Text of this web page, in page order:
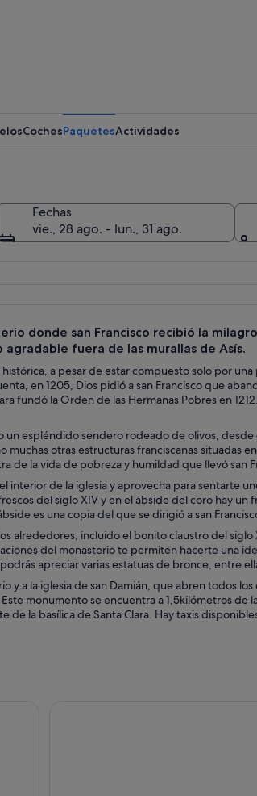
de arco.
CochesPaquetesActividades
Fechas
vie., 28 ago. - lun., 31 ago.
donde san Francisco recibió la
fuera de las murallas de Asís.
a pesar de estar compuesto solo por
en 1205, Dios pidió a san Francisco que
fundó la Orden de las Hermanas Pobres en
espléndido sendero rodeado de olivos,
muchas otras estructuras franciscanas situadas
de la vida de pobreza y humildad que llevó san
interior de la iglesia y aprovecha para sentarte
del siglo XIV y en el ábside del coro hay un
es una copia del que se dirigió a san
alrededores, incluido el bonito claustro del
del monasterio te permiten hacerte una
apreciar varias estatuas de bronce, entre
y a la iglesia de san Damián, que abren todos
monumento se encuentra a 1,5kilómetros de
de la basílica de Santa Clara. Hay taxis